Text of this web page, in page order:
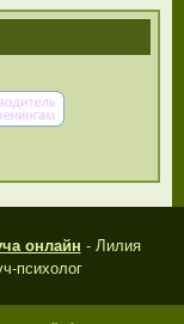
онлайн - Лилия
психолог